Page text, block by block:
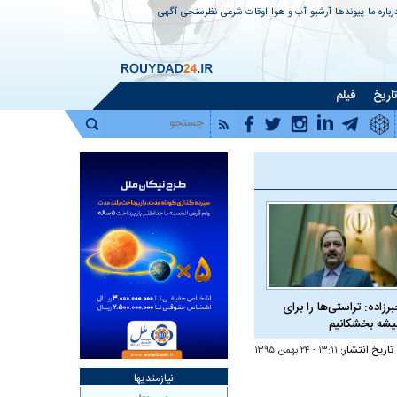
ما پیوندها آرشیو آب و هوا اوقات شرعی نظرسنجی آگهی
تاریخ فیلم
تراستی‌ها را برای
بخشکانیم
تاریخ انتشار: ۱۳:۱۱ - ۲۴ بهمن ۱۳۹۵
نیازمندیها